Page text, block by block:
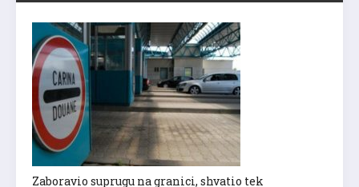
Zaboravio suprugu na granici, shvatio tek